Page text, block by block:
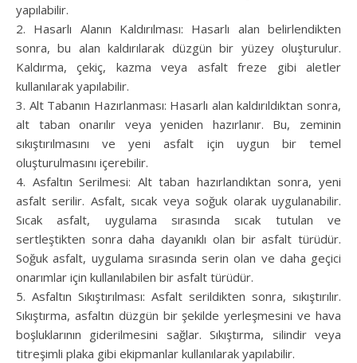
yapılabilir.
2. Hasarlı Alanın Kaldırılması: Hasarlı alan belirlendikten
sonra, bu alan kaldırılarak düzgün bir yüzey oluşturulur.
Kaldırma, çekiç, kazma veya asfalt freze gibi aletler
kullanılarak yapılabilir.
3. Alt Tabanın Hazırlanması: Hasarlı alan kaldırıldıktan sonra,
alt taban onarılır veya yeniden hazırlanır. Bu, zeminin
sıkıştırılmasını ve yeni asfalt için uygun bir temel
oluşturulmasını içerebilir.
4. Asfaltın Serilmesi: Alt taban hazırlandıktan sonra, yeni
asfalt serilir. Asfalt, sıcak veya soğuk olarak uygulanabilir.
Sıcak asfalt, uygulama sırasında sıcak tutulan ve
sertleştikten sonra daha dayanıklı olan bir asfalt türüdür.
Soğuk asfalt, uygulama sırasında serin olan ve daha geçici
onarımlar için kullanılabilen bir asfalt türüdür.
5. Asfaltın Sıkıştırılması: Asfalt serildikten sonra, sıkıştırılır.
Sıkıştırma, asfaltın düzgün bir şekilde yerleşmesini ve hava
boşluklarının giderilmesini sağlar. Sıkıştırma, silindir veya
titreşimli plaka gibi ekipmanlar kullanılarak yapılabilir.